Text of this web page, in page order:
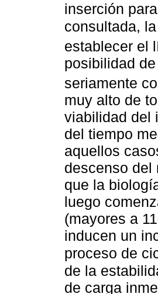
inserción
consultada,
establecer el
posibilidad
seriamente
muy alto de
viabilidad del
del tiempo
aquellos
descenso del
que la
luego
(mayores a
inducen un
proceso de
de la
de carga